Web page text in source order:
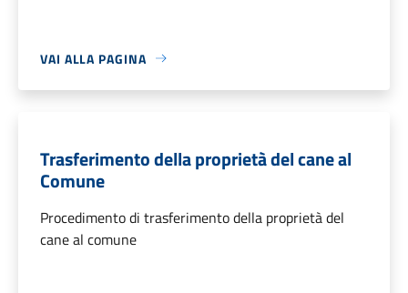
VAI ALLA PAGINA
Trasferimento della proprietà del cane al
Comune
Procedimento di trasferimento della proprietà del
cane al comune